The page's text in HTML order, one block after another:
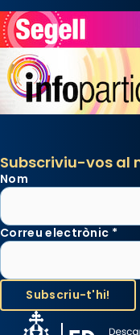
Subscriviu-vos al
Nom
Correu electrònic *